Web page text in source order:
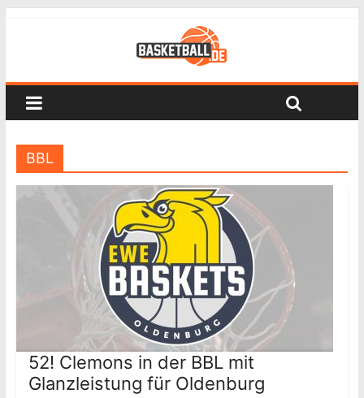
BBL
52! Clemons in der BBL mit
Glanzleistung für Oldenburg